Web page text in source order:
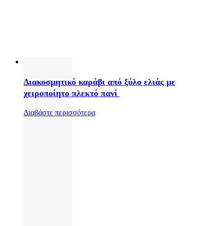
Διακοσμητικό καράβι από ξύλο ελιάς με
χειροποίητο πλεκτό πανί
Διαβάστε περισσότερα